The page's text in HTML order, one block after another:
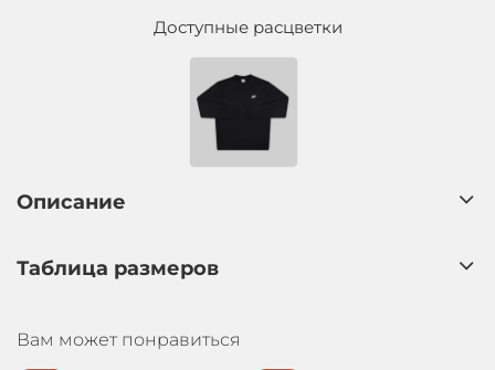
Доступные расцветки
Описание
Таблица размеров
Вам может понравиться